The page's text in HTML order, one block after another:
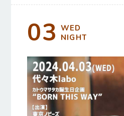
03 WED
NIGHT